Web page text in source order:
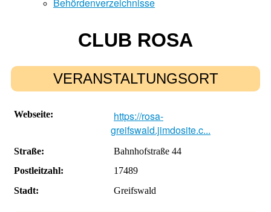
CLUB ROSA
VERANSTALTUNGSORT
Webseite:
https://rosa-
greifswald.jimdosite.c...
Straße:
Bahnhofstraße 44
Postleitzahl:
17489
Stadt:
Greifswald